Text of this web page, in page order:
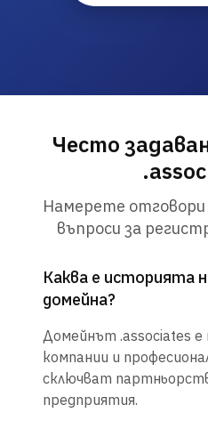
Често
Намерете отговори
въпроси за
Каква е историята
домейна?
Домейнът .associates е
компании и
сключват
предприятия.